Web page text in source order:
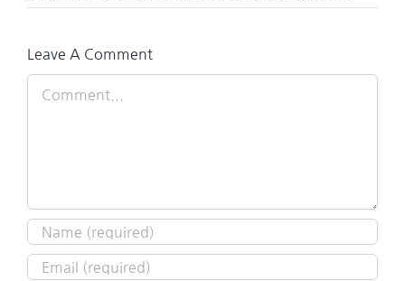
Leave A Comment